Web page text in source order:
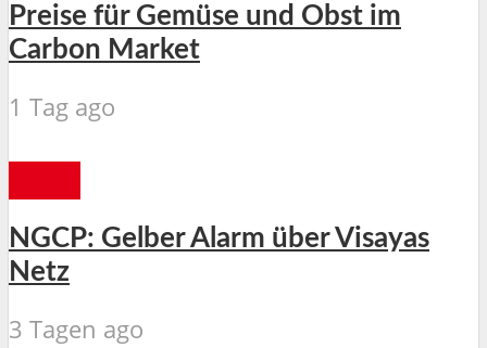
Preise für Gemüse und Obst im
Carbon Market
1 Tag ago
NGCP: Gelber Alarm über Visayas
Netz
3 Tagen ago